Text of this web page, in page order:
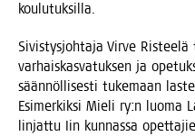
koulutuksilla.
Sivis­tys­joh­ta­ja Vir­ve
var­hais­kas­va­tuk­sen ja
sään­nöl­li­ses­ti tuke­maan
Esi­mer­kik­si Mie­li ry:n luo­ma
lin­jat­tu Iin kun­nas­sa